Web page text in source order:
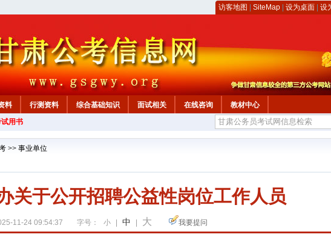
访客地图 SiteMap 设为桌面 设
料 行测资料 综合基础知识 面试相关 在线咨询
教材中心
用书
>> 事业单位
关于公开招聘公益性岗位工作人员
11-24 09:54:37 字号： 小 中 大 我要提问